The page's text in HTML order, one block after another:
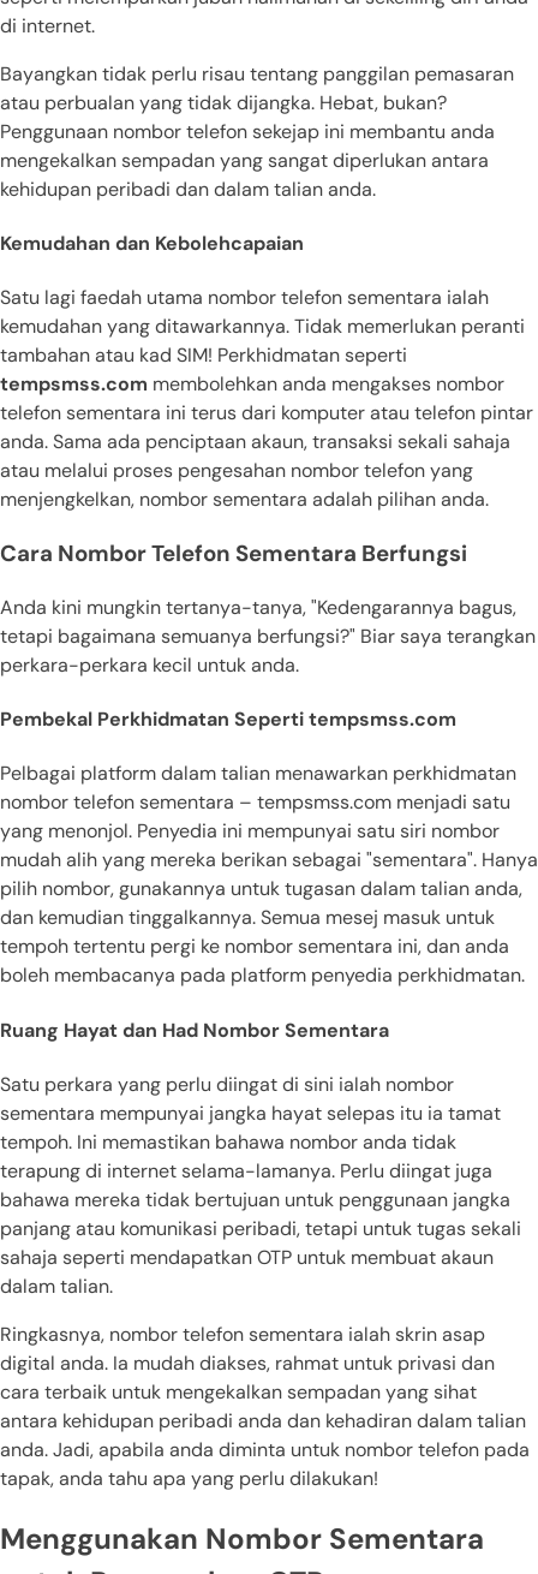
di internet.
Bayangkan tidak perlu risau tentang panggilan pemasaran
atau perbualan yang tidak dijangka. Hebat, bukan?
Penggunaan nombor telefon sekejap ini membantu anda
mengekalkan sempadan yang sangat diperlukan antara
kehidupan peribadi dan dalam talian anda.
Kemudahan dan Kebolehcapaian
Satu lagi faedah utama nombor telefon sementara ialah
kemudahan yang ditawarkannya. Tidak memerlukan peranti
tambahan atau kad SIM! Perkhidmatan seperti
tempsmss.com membolehkan anda mengakses nombor
telefon sementara ini terus dari komputer atau telefon pintar
anda. Sama ada penciptaan akaun, transaksi sekali sahaja
atau melalui proses pengesahan nombor telefon yang
menjengkelkan, nombor sementara adalah pilihan anda.
Cara Nombor Telefon Sementara Berfungsi
Anda kini mungkin tertanya-tanya, "Kedengarannya bagus,
tetapi bagaimana semuanya berfungsi?" Biar saya terangkan
perkara-perkara kecil untuk anda.
Pembekal Perkhidmatan Seperti tempsmss.com
Pelbagai platform dalam talian menawarkan perkhidmatan
nombor telefon sementara – tempsmss.com menjadi satu
yang menonjol. Penyedia ini mempunyai satu siri nombor
mudah alih yang mereka berikan sebagai "sementara". Hanya
pilih nombor, gunakannya untuk tugasan dalam talian anda,
dan kemudian tinggalkannya. Semua mesej masuk untuk
tempoh tertentu pergi ke nombor sementara ini, dan anda
boleh membacanya pada platform penyedia perkhidmatan.
Ruang Hayat dan Had Nombor Sementara
Satu perkara yang perlu diingat di sini ialah nombor
sementara mempunyai jangka hayat selepas itu ia tamat
tempoh. Ini memastikan bahawa nombor anda tidak
terapung di internet selama-lamanya. Perlu diingat juga
bahawa mereka tidak bertujuan untuk penggunaan jangka
panjang atau komunikasi peribadi, tetapi untuk tugas sekali
sahaja seperti mendapatkan OTP untuk membuat akaun
dalam talian.
Ringkasnya, nombor telefon sementara ialah skrin asap
digital anda. Ia mudah diakses, rahmat untuk privasi dan
cara terbaik untuk mengekalkan sempadan yang sihat
antara kehidupan peribadi anda dan kehadiran dalam talian
anda. Jadi, apabila anda diminta untuk nombor telefon pada
tapak, anda tahu apa yang perlu dilakukan!
Menggunakan Nombor Sementara